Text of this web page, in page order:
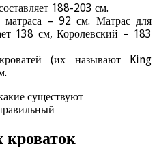
188-203 см.
матраса – 92 см. Матрас для
138 см, Королевский – 183
(их называют King
кроваток